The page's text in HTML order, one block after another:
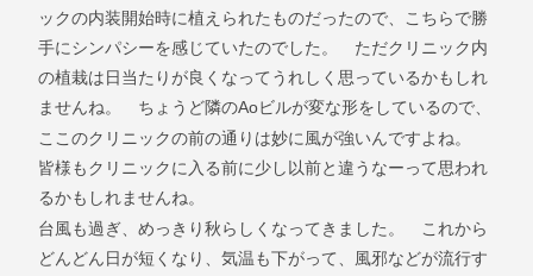
ックの内装開始時に植えられたものだったので、こちらで勝
手にシンパシーを感じていたのでした。 ただクリニック内
の植栽は日当たりが良くなってうれしく思っているかもしれ
ませんね。 ちょうど隣のAoビルが変な形をしているので、
ここのクリニックの前の通りは妙に風が強いんですよね。
皆様もクリニックに入る前に少し以前と違うなーって思われ
るかもしれませんね。
台風も過ぎ、めっきり秋らしくなってきました。 これから
どんどん日が短くなり、気温も下がって、風邪などが流行す